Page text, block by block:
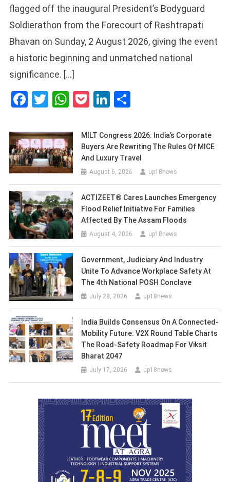
flagged off the inaugural President’s Bodyguard
Soldierathon from the Forecourt of Rashtrapati
Bhavan on Sunday, 2 August 2026, giving the event
a historic beginning and unmatched national
significance. […]
Facebook
Twitter
WhatsApp
PocketLinkedIn
MILT Congress 2026: India’s Corporate
Buyers Are Rewriting The Rules Of MICE
And Luxury Travel
August 6, 2026 up18news
ACTIZEET® Cares Launches Emergency
Flood Relief Initiative For Families
Affected By The Assam Floods
August 4, 2026 up18news
Government, Judiciary And Industry
Unite To Advance Workplace Safety At
The 4th National POSH Conclave
July 28, 2026 up18news
India Builds Consensus On A Connected-
Mobility Future: V2X Round Table Charts
The Road-Safety Roadmap For Viksit
Bharat 2047
July 17, 2026 up18news